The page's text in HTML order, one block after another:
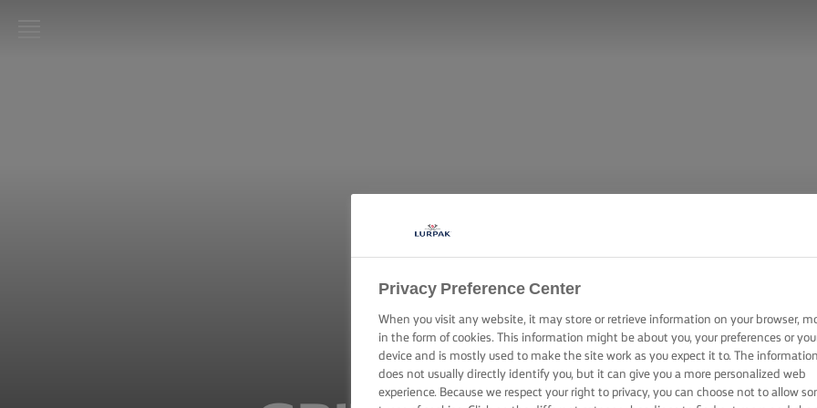
Privacy Preference Center
When you visit any website, it may store or retrieve information on your browser,
in the form of cookies. This information might be about you, your preferences or
device and is mostly used to make the site work as you expect it to. The information
does not usually directly identify you, but it can give you a more personalized web
experience. Because we respect your right to privacy, you can choose not to allow